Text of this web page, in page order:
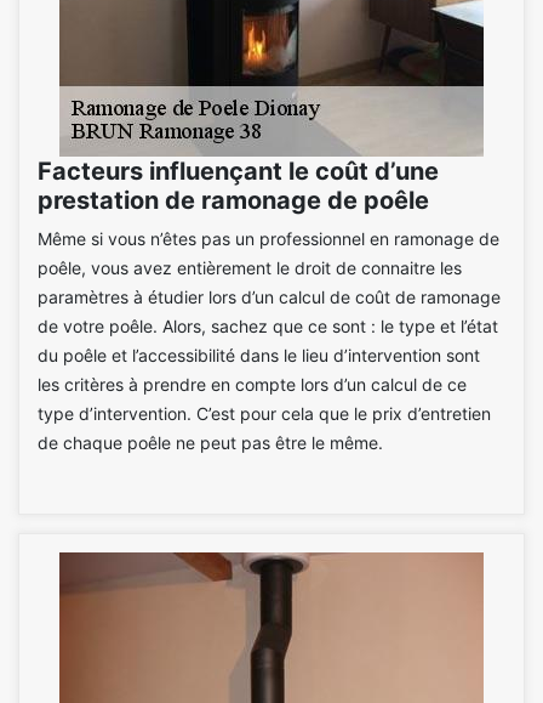
Facteurs influençant le coût d’une
prestation de ramonage de poêle
Même si vous n’êtes pas un professionnel en ramonage de
poêle, vous avez entièrement le droit de connaitre les
paramètres à étudier lors d’un calcul de coût de ramonage
de votre poêle. Alors, sachez que ce sont : le type et l’état
du poêle et l’accessibilité dans le lieu d’intervention sont
les critères à prendre en compte lors d’un calcul de ce
type d’intervention. C’est pour cela que le prix d’entretien
de chaque poêle ne peut pas être le même.